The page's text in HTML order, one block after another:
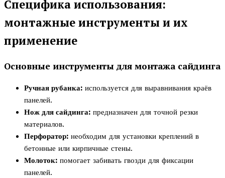
Специфика использования:
монтажные инструменты и их
применение
Основные инструменты для монтажа сайдинга
Ручная рубанка: используется для выравнивания краёв
панелей.
Нож для сайдинга: предназначен для точной резки
материалов.
Перфоратор: необходим для установки креплений в
бетонные или кирпичные стены.
Молоток: помогает забивать гвозди для фиксации
панелей.